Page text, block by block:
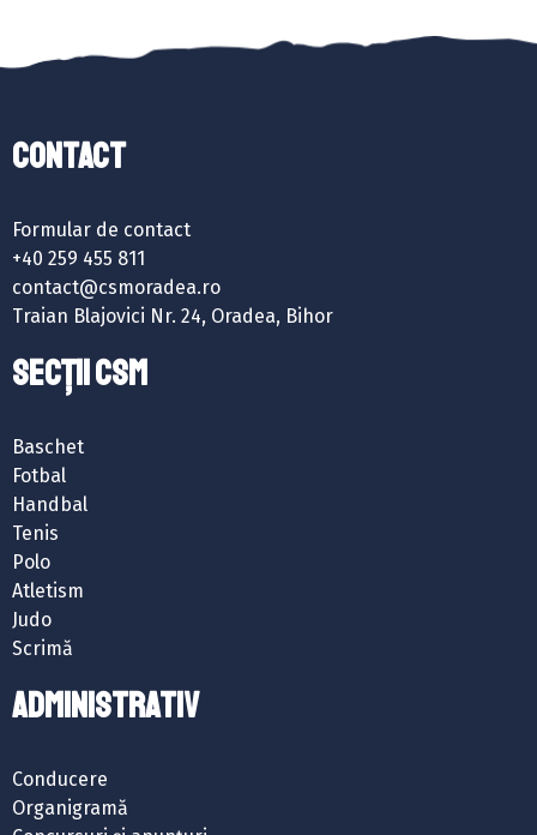
Contact
Formular de contact
+40 259 455 811
contact@csmoradea.ro
Traian Blajovici Nr. 24, Oradea, Bihor
SECȚII CSM
Baschet
Fotbal
Handbal
Tenis
Polo
Atletism
Judo
Scrimă
ADMINISTRATIV
Conducere
Organigramă